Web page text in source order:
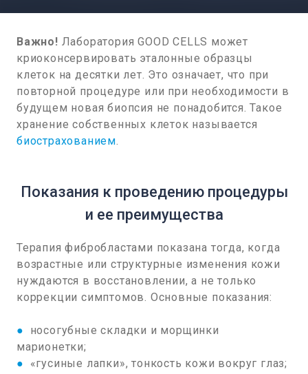
Важно! Лаборатория GOOD CELLS может
криоконсервировать эталонные образцы
клеток на десятки лет. Это означает, что при
повторной процедуре или при необходимости в
будущем новая биопсия не понадобится. Такое
хранение собственных клеток называется
биострахованием.
Показания к проведению процедуры
и ее преимущества
Терапия фибробластами показана тогда, когда
возрастные или структурные изменения кожи
нуждаются в восстановлении, а не только
коррекции симптомов. Основные показания:
● носогубные складки и морщинки
марионетки;
● «гусиные лапки», тонкость кожи вокруг глаз;